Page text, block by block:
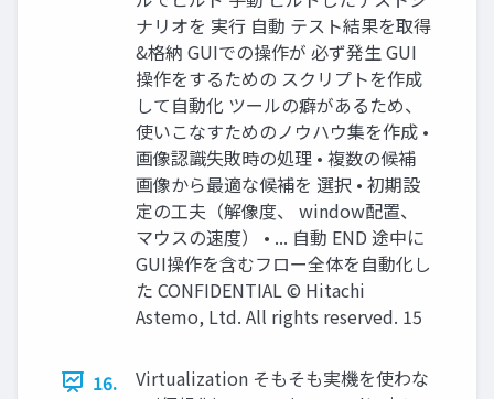
ナリオを 実行 自動 テスト結果を取得
&格納 GUIでの操作が 必ず発生 GUI
操作をするための スクリプトを作成
して自動化 ツールの癖があるため、
使いこなすためのノウハウ集を作成 •
画像認識失敗時の処理 • 複数の候補
画像から最適な候補を 選択 • 初期設
定の工夫（解像度、 window配置、
マウスの速度） • ... 自動 END 途中に
GUI操作を含むフロー全体を自動化し
た CONFIDENTIAL © Hitachi
Astemo, Ltd. All rights reserved. 15
16.
Virtualization そもそも実機を使わな